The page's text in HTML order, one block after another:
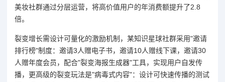
美妆社群通过分层运营，将高价值用户的年消费额提升了2.8
倍。
裂变增长需设计可量化的激励机制，某知识星球社群采用"邀请
排行榜"制度：邀请3人赠电子书，邀请10人赠线下课，邀请30
人赠年度会员，配合"裂变海报生成器"工具，实现用户自发传
播，更高级的裂变玩法是"病毒式内容"：设计可快速传播的测试